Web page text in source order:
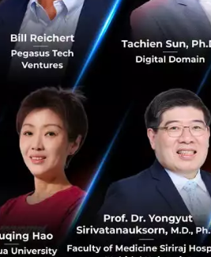
ดร.สมประวิณ มันประเสริฐ รองผู้จัดการใหญ่
จัดการใหญ่ ประธานเจ้าหน้
สำหรับมุมมองต่อเศรษฐกิจไทย
แม้ภาพรวมเศรษฐกิจไทยในปี
เที่ยวและภาคบริการรวมถึงเศรษ
โดยเฉพาะการส่งออกและการลง
ในไตรมาสแรกจากความล่าช้าขอ
คงคลังสะสมสูงจากปีก่อนจะยังไม่สา
ผลิตไทย โดยเฉพาะภาคการส่งออ
ทำให้ภาคอุตสาหกรรมไทยจะยังฟื้